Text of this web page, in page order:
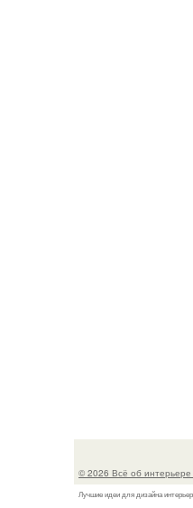
© 2026 Всё об
Лучшие идеи для дизайна